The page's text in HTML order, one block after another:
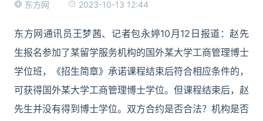
东方网 2023-10-13 12:44
东方网通讯员王梦茜、记者包永婷10月12日报道：赵先
生报名参加了某留学服务机构的国外某大学工商管理博士
学位班，《招生简章》承诺课程结束后符合相应条件的，
可获得国外某大学工商管理博士学位。但课程结束后，赵
先生并没有得到博士学位。双方合约是否合法？机构是否